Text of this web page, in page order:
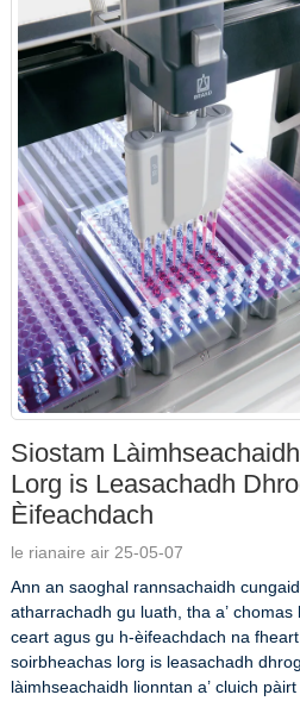
Siostam
Lorg is Leasachadh
Èifeachdach
le rianaire air 25-05-07
Ann an saoghal rannsachaidh
atharrachadh gu luath, tha a’
ceart agus gu h-èifeachdach na
soirbheachas lorg is leasachadh
làimhseachaidh lionntan a’ cluich